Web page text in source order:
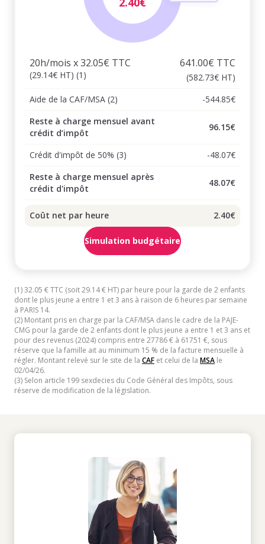
20h/mois x 32.05€ TTC
(29.14€ HT) (1)
641.00€ TTC
(582.73€ HT)
Aide de la CAF/MSA (2)
-544.85€
Reste à charge mensuel avant
crédit d’impôt
96.15€
Crédit d'impôt de 50% (3)
-48.07€
Reste à charge mensuel après
crédit d'impôt
48.07€
Coût net par heure 2.40€
Simulation budgétaire
(1) 32.05 € TTC (soit 29.14 € HT) par heure pour la garde de 2 enfants
dont le plus jeune a entre 1 et 3 ans à raison de 6 heures par semaine
à PARIS 14.
(2) Montant pris en charge par la CAF/MSA dans le cadre de la PAJE-
CMG pour la garde de 2 enfants dont le plus jeune a entre 1 et 3 ans et
pour des revenus (2024) compris entre 27786 € à 61751 €, sous
réserve que la famille ait au minimum 15 % de la facture mensuelle à
régler. Montant relevé sur le site de la CAF et celui de la MSA le
02/04/26.
(3) Selon article 199 sexdecies du Code Général des Impôts, sous
réserve de modification de la législation.